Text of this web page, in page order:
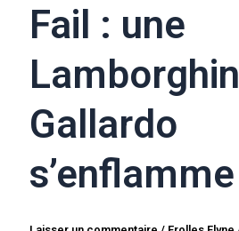
Fail : une
Gallardo
s’enflamme